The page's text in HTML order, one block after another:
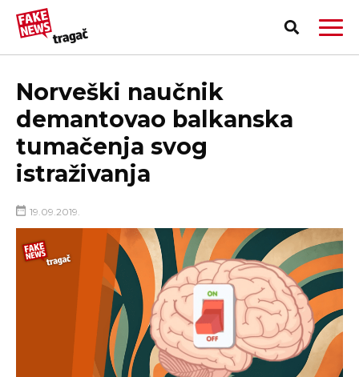
PRIJAVI LAŽNU VEST!
Norveški naučnik
demantovao balkanska
tumačenja svog
istraživanja
19.09.2019.